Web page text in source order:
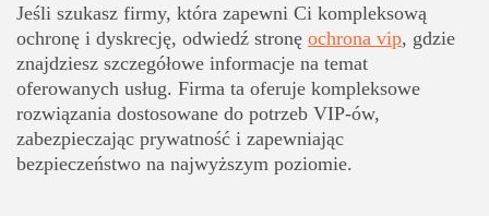
Jeśli szukasz firmy, która zapewni Ci kompleksową
ochronę i dyskrecję, odwiedź stronę ochrona vip, gdzie
znajdziesz szczegółowe informacje na temat
oferowanych usług. Firma ta oferuje kompleksowe
rozwiązania dostosowane do potrzeb VIP-ów,
zabezpieczając prywatność i zapewniając
bezpieczeństwo na najwyższym poziomie.